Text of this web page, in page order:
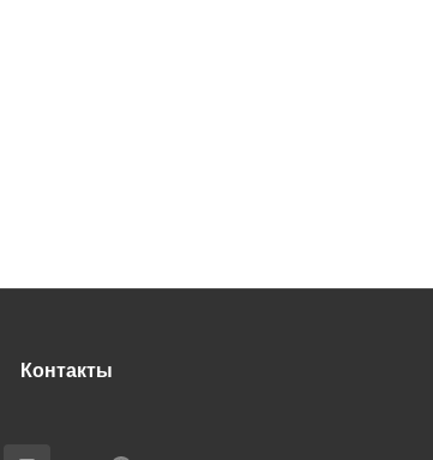
Контакты